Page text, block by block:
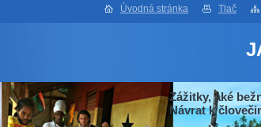
Úvodná stránka Tlač
Zážitky, aké
Návrat k